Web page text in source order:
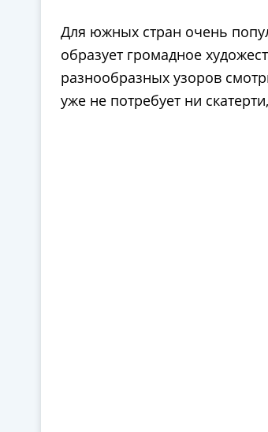
Для южных стран очень
образует громадное
разнообразных узоров
уже не потребует ни